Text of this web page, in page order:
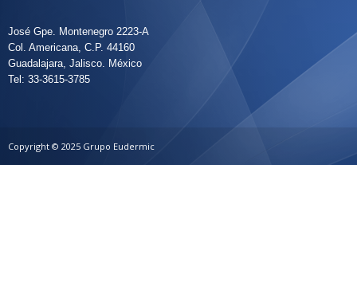
José Gpe. Montenegro 2223-A
Col. Americana, C.P. 44160
Guadalajara, Jalisco. México
Tel: 33-3615-3785
Copyright © 2025 Grupo Eudermic